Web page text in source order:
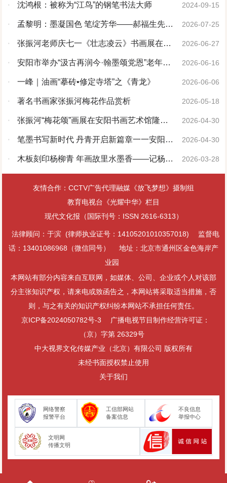
· 沈鸿根：被称为“江鸟”的钢笔书法大师 2024-09-15
·
孟黎明：墨凝国色 笔绽芳华——郝福生先生
牡丹画赏析
2026-07-25
·
张振河老师庆七一《壮志凌云》书画展在安
阳书画艺术馆启幕
2026-06-27
·
安阳市举办“汲古再润今·翰墨颂党恩”老年书
画精品展
2026-06-16
· 一峰｜油画“摹砖•修定寺塔”之《青龙》 2026-06-06
· 著名书画家张振河梅花作品赏析 2026-05-18
·
张振河“梅花颂”画展在安阳书画艺术馆隆重
开幕
2026-04-30
·
笔墨书写新时代 丹青开启新篇章一一安阳市
老年书画研究会第六届理事会第二次会议成功
2026-04-30
·
木板刻印杨柳青 年画故里水墨香——记杨柳
青年画非物质文化遗产代表性传承人臧金艳
2026-03-28
友情合作：CCTV广告代理融媒《放飞梦想》摄制组
教育电视台《光耀中华》栏目
现代文化报（国际刊号：ISSN 2616-6313）
法律顾问：于滨 (律师执业证号：14105201010357018)
监督电
话：13401086968（微信同号）
地址：北京市通州区金色海岸产
业园
本网站有部分内容来自互联网，如媒体、公司、企业或个人对该部
分主张知识产权，请来电或致函告之，本网站将采取适当措施，否
则，与之有关的知识产权纠纷本网站不承担任何责任。
京ICP备2024050782号-3
广播电视节目制作经营许可证：
（京）字第 26329号
中大视界文化传媒产业（北京）有限公司 版权所有
未经书面授权禁止使用
关于我们
网络警察
报警平台
工信部网站
备案信息
不良信息
举报中心
文明网
传播文明